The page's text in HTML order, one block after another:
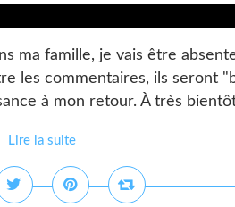
ma famille, je vais être
les commentaires, ils seront
à mon retour. À très
Lire la suite